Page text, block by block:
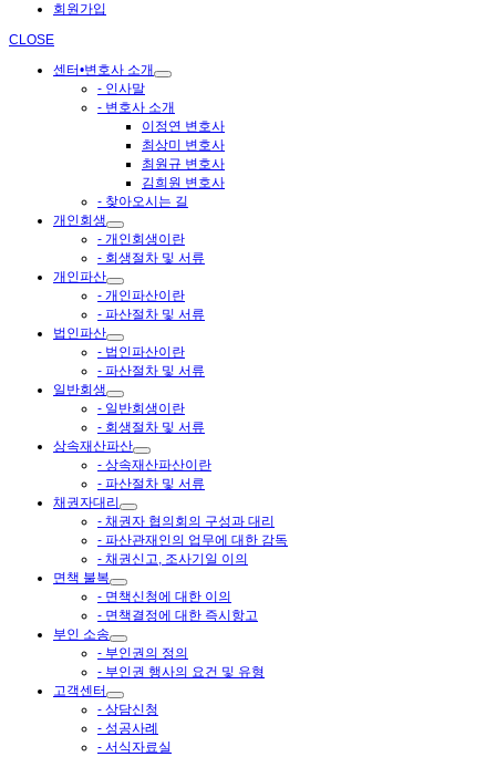
회원가입
CLOSE
센터•변호사 소개
- 인사말
- 변호사 소개
이정연 변호사
최상미 변호사
최원규 변호사
김희원 변호사
- 찾아오시는 길
개인회생
- 개인회생이란
- 회생절차 및 서류
개인파산
- 개인파산이란
- 파산절차 및 서류
법인파산
- 법인파산이란
- 파산절차 및 서류
일반회생
- 일반회생이란
- 회생절차 및 서류
상속재산파산
- 상속재산파산이란
- 파산절차 및 서류
채권자대리
- 채권자 협의회의 구성과 대리
- 파산관재인의 업무에 대한 감독
- 채권신고, 조사기일 이의
면책 불복
- 면책신청에 대한 이의
- 면책결정에 대한 즉시항고
부인 소송
- 부인권의 정의
- 부인권 행사의 요건 및 유형
고객센터
- 상담신청
- 성공사례
- 서식자료실